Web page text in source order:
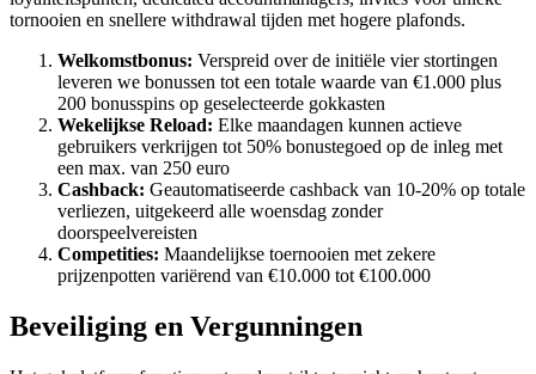
tornooien en snellere withdrawal tijden met hogere plafonds.
Welkomstbonus: Verspreid over de initiële vier stortingen
leveren we bonussen tot een totale waarde van €1.000 plus
200 bonusspins op geselecteerde gokkasten
Wekelijkse Reload: Elke maandagen kunnen actieve
gebruikers verkrijgen tot 50% bonustegoed op de inleg met
een max. van 250 euro
Cashback: Geautomatiseerde cashback van 10-20% op totale
verliezen, uitgekeerd alle woensdag zonder
doorspeelvereisten
Competities: Maandelijkse toernooien met zekere
prijzenpotten variërend van €10.000 tot €100.000
Beveiliging en Vergunningen